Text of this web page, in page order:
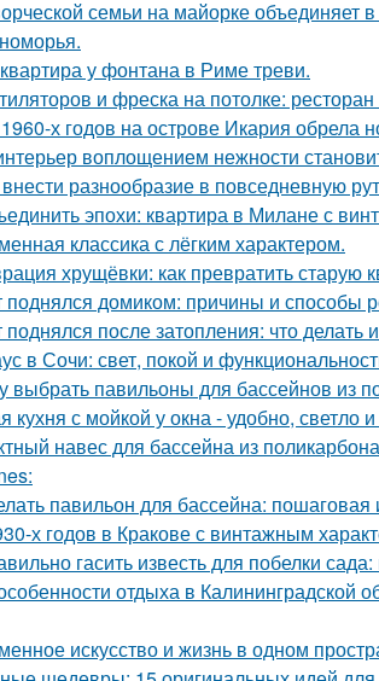
семьи на майорке объединяет
у фонтана в Риме треви.
и фреска на потолке:
х годов на острове Икария обрела
воплощением нежности
разнообразие в повседневную
эпохи: квартира в Милане с
классика с лёгким характером.
хрущёвки: как превратить старую
поднялся домиком: причины и способы
поднялся после затопления: что делать
в Сочи: свет, покой и
выбрать павильоны для бассейнов из
кухня с мойкой у окна - удобно, светло
навес для бассейна из
павильон для бассейна:
х годов в Кракове с винтажным
гасить известь для побелки
отдыха в Калининградской
искусство и жизнь в одном